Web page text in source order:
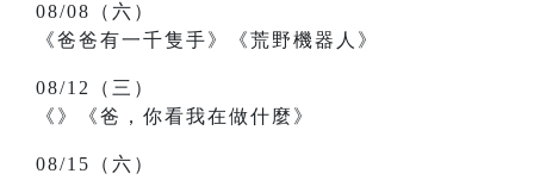
08/08（六）
《爸爸有一千隻手》《荒野機器人》
08/12（三）
《》《爸，你看我在做什麼》
08/15（六）